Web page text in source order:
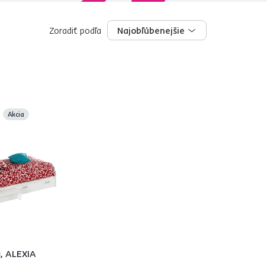
Najobľúbenejšie
Zoradiť podľa Najobľúbenejšie
Akcia
ALEXIA